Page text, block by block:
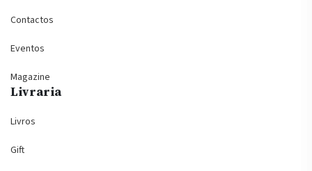
Contactos
Eventos
Magazine
Livraria
Livros
Gift